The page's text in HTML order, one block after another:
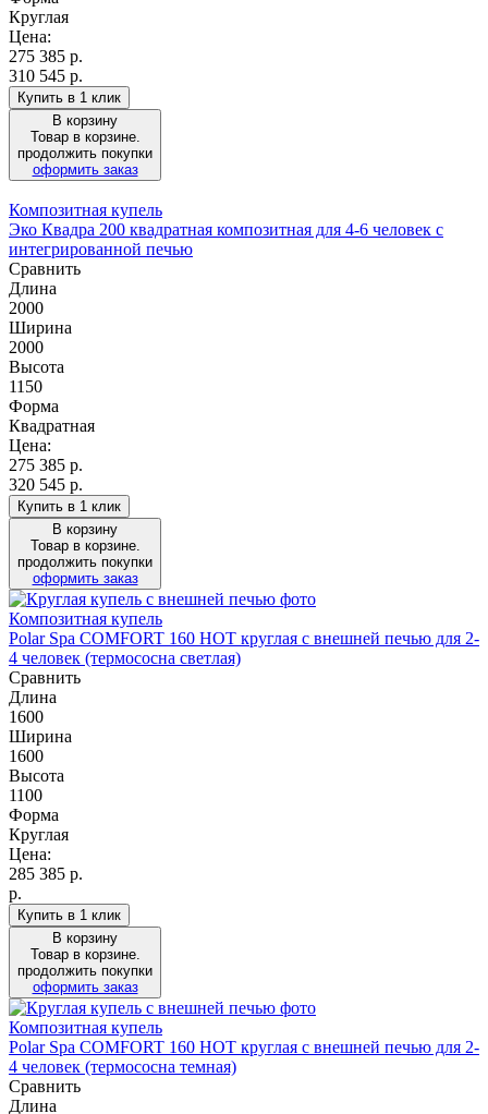
Круглая
Цена:
275 385 р.
310 545 р.
Купить в 1 клик
В корзину
Товар в корзине.
продолжить покупки
оформить заказ
Композитная купель
Эко Квадра 200 квадратная композитная для 4-6 человек с
интегрированной печью
Сравнить
Длина
2000
Ширина
2000
Высота
1150
Форма
Квадратная
Цена:
275 385 р.
320 545 р.
Купить в 1 клик
В корзину
Товар в корзине.
продолжить покупки
оформить заказ
Композитная купель
Polar Spa COMFORT 160 HOT круглая с внешней печью для 2-
4 человек (термососна светлая)
Сравнить
Длина
1600
Ширина
1600
Высота
1100
Форма
Круглая
Цена:
285 385 р.
р.
Купить в 1 клик
В корзину
Товар в корзине.
продолжить покупки
оформить заказ
Композитная купель
Polar Spa COMFORT 160 HOT круглая с внешней печью для 2-
4 человек (термососна темная)
Сравнить
Длина